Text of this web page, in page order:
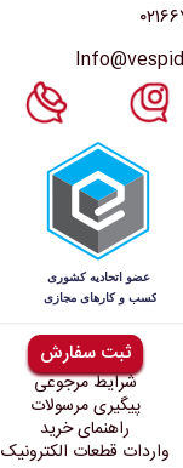
ثبت سفارش
شرایط مرجوعی
پیگیری مرسولات
راهنمای خرید
واردات قطعات الکترونیک